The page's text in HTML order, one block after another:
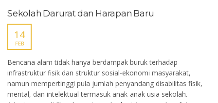
Sekolah Darurat dan Harapan Baru
14
FEB
Bencana alam tidak hanya berdampak buruk terhadap
infrastruktur fisik dan struktur sosial-ekonomi masyarakat,
namun mempertinggi pula jumlah penyandang disabilitas fisik,
mental, dan intelektual termasuk anak-anak usia sekolah.